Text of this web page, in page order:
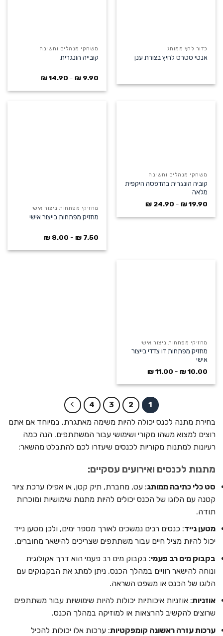
כדור לחץ ממותג
אנטי סטרס לחיץ בצורת ענן
משחקי מנהלים וחשיבה
קובייה הונגרית
9.90
₪
-
14.90
₪
משחקי מנהלים וחשיבה
קוביה הונגרית בהדפסה היקפית
מלאה
19.90
₪
-
24.90
₪
מחזיקי מפתחות ביצור אישי
מחזיק מפתחות בייצור אישי
7.50
₪
-
8.00
₪
מחזיקי מפתחות ביצור אישי
מחזיק מפתחות דו צדדי בייצור
אישי
10.00
₪
-
11.00
₪
1
2
3
4
בחירת מתנה לכנס יכולה להיות משימה מאתגרת, במיוחד אם אתם
רוצים למצוא משהו מקורי ושימושי עבור המשתתפים. הנה כמה
רעיונות למתנות מקוריות לכנסים שיעזרו לכם להתבלט מהשאר:
מתנות לכנסים ואירועים עסקיים:
סט כלי כתיבה ממותג: עט, מחברת, תיק קטן, או אפילו ערכת ציור
קטנה עם הלוגו של הכנס יכולים להיות מתנות שימושיות ומוכרות
תודה.
מטען נייד: כנסים רבים נמשכים לאורך מספר ימים, ולכן מטען נייד
יכול להיות מציל חיים עבור משתתפים שצריכים להישאר מחוברים.
בקבוק מים רב פעמי: בקבוק מים רב פעמי הוא דרך אקולוגית
ונוחה להישאר רוויים במהלך הכנס. ניתן למתג את הבקבוקים עם
הלוגו של הכנס או משפט השראה.
אוזניות: אוזניות איכותיות יכולות להיות שימושיות עבור משתתפים
שרוצים להקשיב להרצאות או למוזיקה במהלך הכנס.
ערכות עזרה ראשונה קומפקטיות: ערכות אלו יכולות להכיל